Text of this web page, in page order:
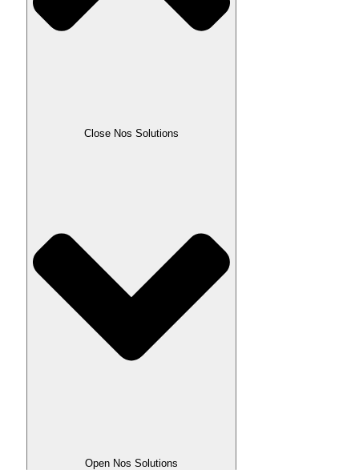
Close Nos Solutions
Open Nos Solutions